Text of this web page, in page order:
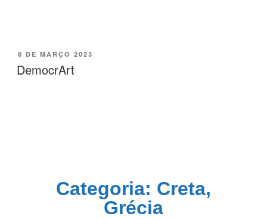
8 DE MARÇO 2023
DemocrArt
Categoria: Creta,
Grécia